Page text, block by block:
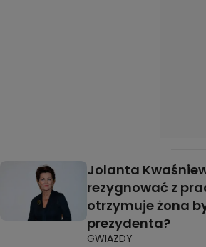
Jolanta
rezygnować z
otrzymuje żona
prezydenta?
GWIAZDY